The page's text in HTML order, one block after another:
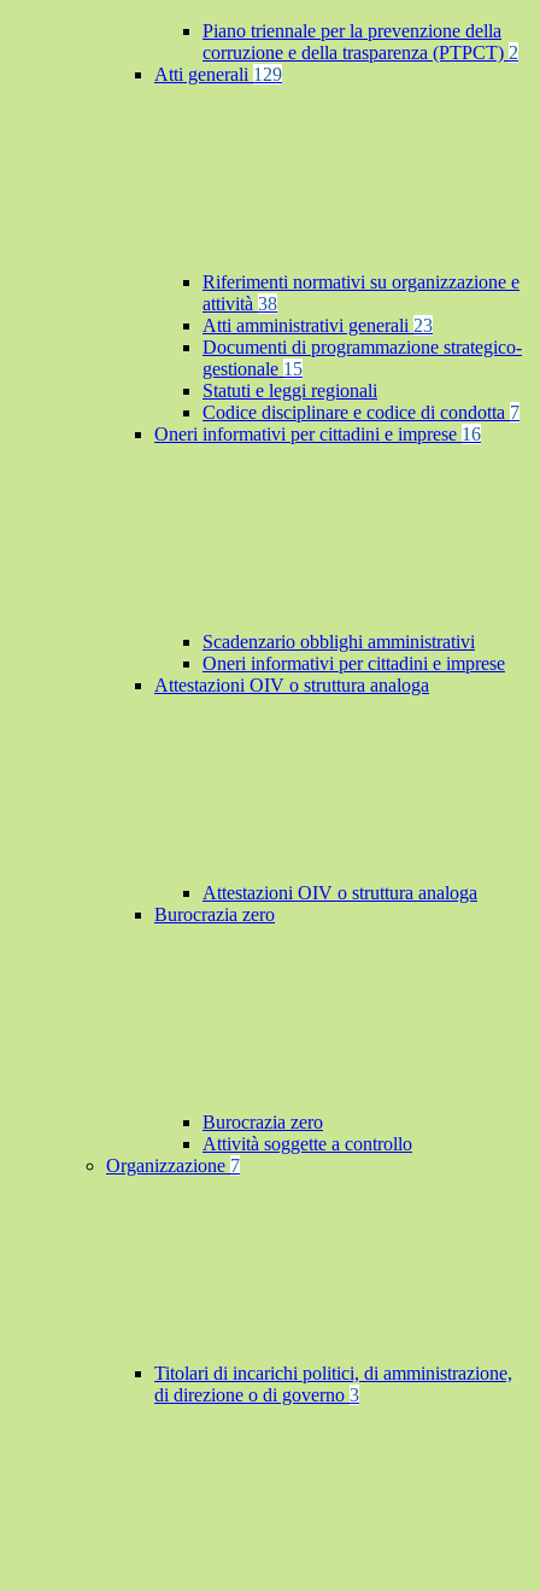
Piano triennale per la prevenzione della
corruzione e della trasparenza (PTPCT) 2
Atti generali 129
Riferimenti normativi su organizzazione e
attività 38
Atti amministrativi generali 23
Documenti di programmazione strategico-
gestionale 15
Statuti e leggi regionali
Codice disciplinare e codice di condotta 7
Oneri informativi per cittadini e imprese 16
Scadenzario obblighi amministrativi
Oneri informativi per cittadini e imprese
Attestazioni OIV o struttura analoga
Attestazioni OIV o struttura analoga
Burocrazia zero
Burocrazia zero
Attività soggette a controllo
Organizzazione 7
Titolari di incarichi politici, di amministrazione,
di direzione o di governo 3